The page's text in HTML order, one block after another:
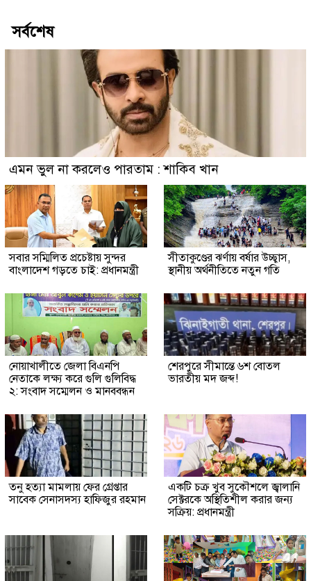
সর্বশেষ
এমন ভুল না করলেও পারতাম : শাকিব খান
সবার সম্মিলিত প্রচেষ্টায় সুন্দর
বাংলাদেশ গড়তে চাই: প্রধানমন্ত্রী
সীতাকুণ্ডের ঝর্ণায় বর্ষার উচ্ছ্বাস,
স্থানীয় অর্থনীতিতে নতুন গতি
নোয়াখালীতে জেলা বিএনপি
নেতাকে লক্ষ্য করে গুলি গুলিবিদ্ধ
২: সংবাদ সম্মেলন ও মানববন্ধন
শেরপুরে সীমান্তে ৬শ বোতল
ভারতীয় মদ জব্দ!
তনু হত্যা মামলায় ফের গ্রেপ্তার
সাবেক সেনাসদস্য হাফিজুর রহমান
একটি চক্র খুব সুকৌশলে জ্বালানি
সেক্টরকে অস্থিতিশীল করার জন্য
সক্রিয়: প্রধানমন্ত্রী